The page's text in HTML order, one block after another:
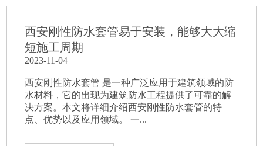
西安刚性防水套管易于安装，能够大大缩
短施工周期
2023-11-04
西安刚性防水套管 是一种广泛应用于建筑领域的防
水材料，它的出现为建筑防水工程提供了可靠的解
决方案。本文将详细介绍西安刚性防水套管的特
点、优势以及应用领域。 一...